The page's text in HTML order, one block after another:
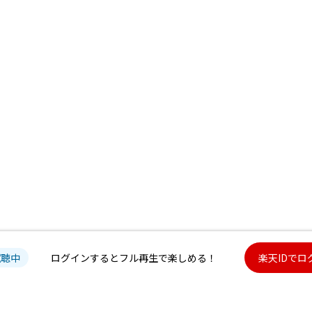
中 ログインするとフル再生で楽しめる！ 楽天IDでロ